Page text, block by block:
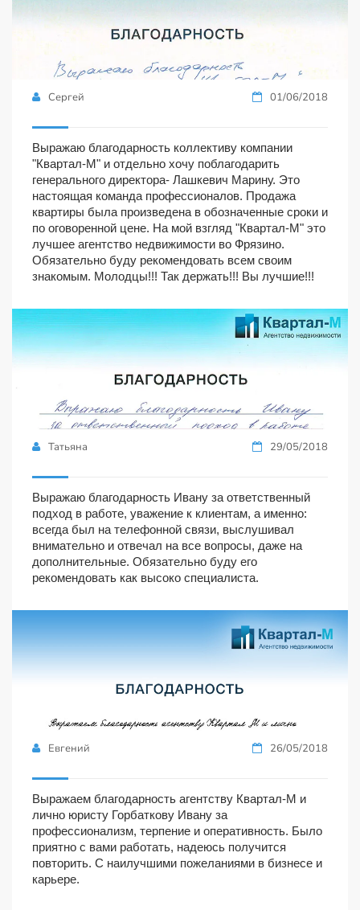
Сергей 01/06/2018
Выражаю благодарность коллективу компании
"Квартал-М" и отдельно хочу поблагодарить
генерального директора- Лашкевич Марину. Это
настоящая команда профессионалов. Продажа
квартиры была произведена в обозначенные сроки и
по оговоренной цене. На мой взгляд "Квартал-М" это
лучшее агентство недвижимости во Фрязино.
Обязательно буду рекомендовать всем своим
знакомым. Молодцы!!! Так держать!!! Вы лучшие!!!
Татьяна 29/05/2018
Выражаю благодарность Ивану за ответственный
подход в работе, уважение к клиентам, а именно:
всегда был на телефонной связи, выслушивал
внимательно и отвечал на все вопросы, даже на
дополнительные. Обязательно буду его
рекомендовать как высоко специалиста.
Евгений 26/05/2018
Выражаем благодарность агентству Квартал-М и
лично юристу Горбаткову Ивану за
профессионализм, терпение и оперативность. Было
приятно с вами работать, надеюсь получится
повторить. С наилучшими пожеланиями в бизнесе и
карьере.